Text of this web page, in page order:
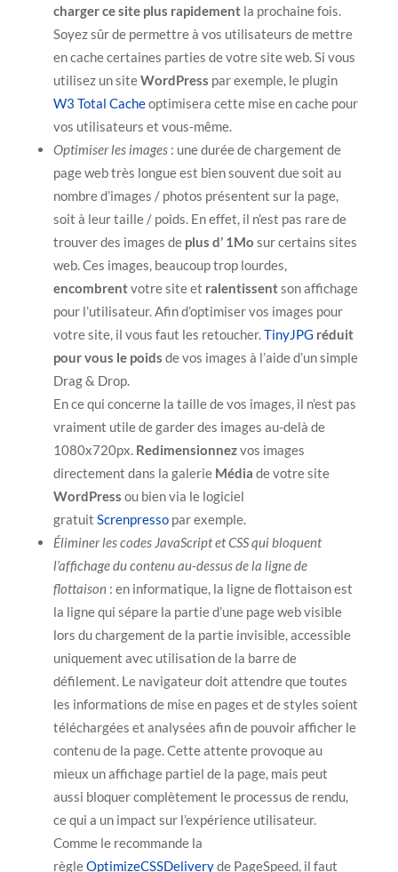
charger ce site plus rapidementla prochaine fois.
Soyez sûr de permettre à vos utilisateurs de mettre
en cache certaines parties de votre site web. Si vous
utilisez un siteWordPress par exemple, le plugin
W3 Total Cacheoptimisera cette mise en cache pour
vos utilisateurs et vous-même.
Optimiser les images : une durée de chargement de
page web très longue est bien souvent due soit au
nombre d’images / photos présentent sur la page,
soit à leur taille / poids. En effet, il n’est pas rare de
trouver des images de plus d’ 1Mo sur certains sites
web. Ces images, beaucoup trop lourdes,
encombrentvotre site et ralentissentson affichage
pour l’utilisateur. Afin d’optimiser vos images pour
votre site, il vous faut les retoucher.TinyJPG réduit
pour vous le poids de vos images à l’aide d’un simple
Drag & Drop.
En ce qui concerne la taille de vos images, il n’est pas
vraiment utile de garder des images au-delà de
1080x720px. Redimensionnezvos images
directement dans la galerie Média de votre site
WordPress ou bien via le logiciel
gratuit Screnpressopar exemple.
Éliminer les codes JavaScript et CSS qui bloquent
l’affichage du contenu au-dessus de la ligne de
flottaison : en informatique, la ligne de flottaison est
la ligne qui sépare la partie d’une page web visible
lors du chargement de la partie invisible, accessible
uniquement avec utilisation de la barre de
défilement. Le navigateur doit attendre que toutes
les informations de mise en pages et de styles soient
téléchargées et analysées afin de pouvoir afficher le
contenu de la page. Cette attente provoque au
mieux un affichage partiel de la page, mais peut
aussi bloquer complètement le processus de rendu,
ce qui a un impact sur l’expérience utilisateur.
Comme le recommande la
règleOptimizeCSSDeliveryde PageSpeed, il faut